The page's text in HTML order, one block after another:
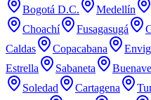
Bogotá D.C. Medellín
Choachí
Fusagasugá
Caldas
Copacabana
Estrella
Sabaneta
Soledad
Cartagena